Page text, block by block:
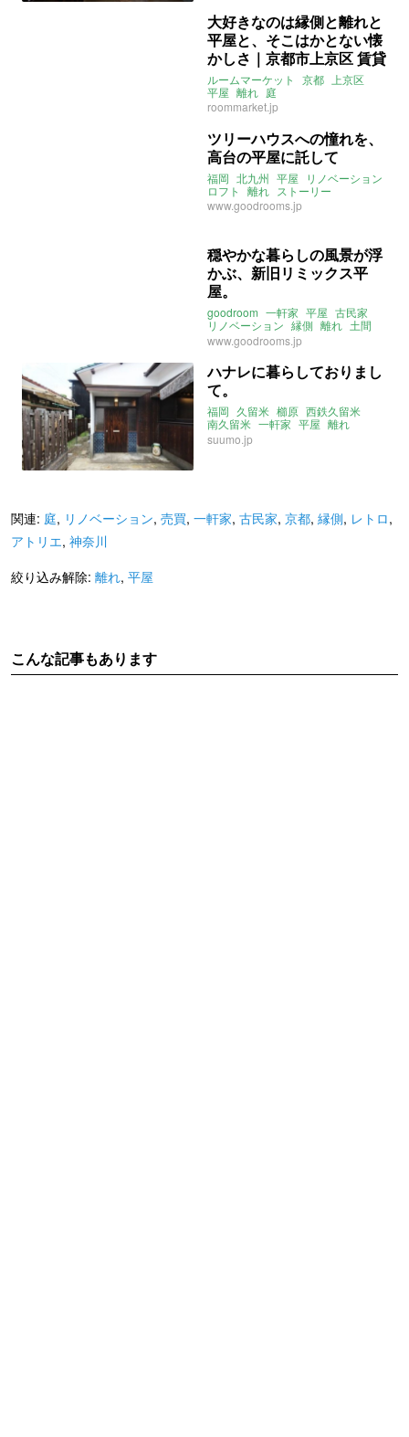
大好きなのは縁側と離れと
平屋と、そこはかとない懐
かしさ｜京都市上京区 賃貸
ルームマーケット 京都
上京区
平屋 離れ 庭
roommarket.jp
ツリーハウスへの憧れを、
高台の平屋に託して
福岡 北九州 平屋
リノベーション
ロフト
離れ ストーリー
www.goodrooms.jp
穏やかな暮らしの風景が浮
かぶ、新旧リミックス平
屋。
goodroom 一軒家 平屋 古民家
リノベーション 縁側 離れ 土間
庭 リモートワーク
www.goodrooms.jp
ハナレに暮らしておりまし
て。
福岡 久留米 櫛原 西鉄久留米
南久留米 一軒家 平屋 離れ
リノベーション
suumo.jp
関連: 庭, リノベーション, 売買, 一軒家, 古民家, 京都, 縁側, レトロ,
アトリエ, 神奈川
絞り込み解除: 離れ, 平屋
こんな記事もあります